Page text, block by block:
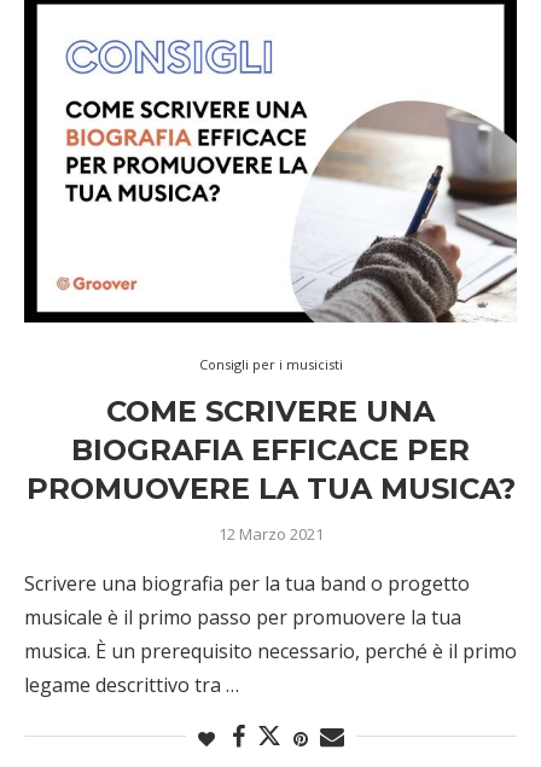
Consigli per i musicisti
COME SCRIVERE UNA
BIOGRAFIA EFFICACE PER
PROMUOVERE LA TUA MUSICA?
12 Marzo 2021
Scrivere una biografia per la tua band o progetto
musicale è il primo passo per promuovere la tua
musica. È un prerequisito necessario, perché è il primo
legame descrittivo tra …